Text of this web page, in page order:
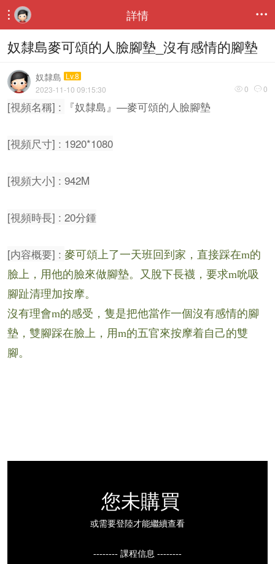
 詳情 
奴隸島麥可頌的人臉腳墊_沒有感情的腳墊
奴隸島 Lv.8
 0  0
2023-11-10 09:15:30
[視頻名稱] : 『奴隸島』—麥可頌的人臉腳墊
[視頻尺寸] : 1920*1080
[視頻大小] : 942M
[視頻時長] : 20分鍾
[内容概要] : 麥可頌上了一天班回到家，直接踩在m的
臉上，用他的臉來做腳墊。又脫下長襪，要求m吮吸
腳趾清理加按摩。
沒有理會m的感受，隻是把他當作一個沒有感情的腳
墊，雙腳踩在臉上，用m的五官來按摩着自己的雙
腳。
您未購買
或需要登陸才能繼續查看
-------- 課程信息 --------